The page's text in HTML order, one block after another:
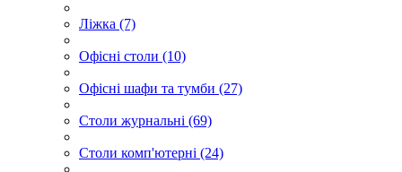
Ліжка (7)
Офісні столи (10)
Офісні шафи та тумби (27)
Столи журнальні (69)
Столи комп'ютерні (24)